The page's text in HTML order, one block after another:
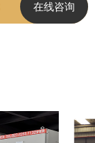
在线咨询